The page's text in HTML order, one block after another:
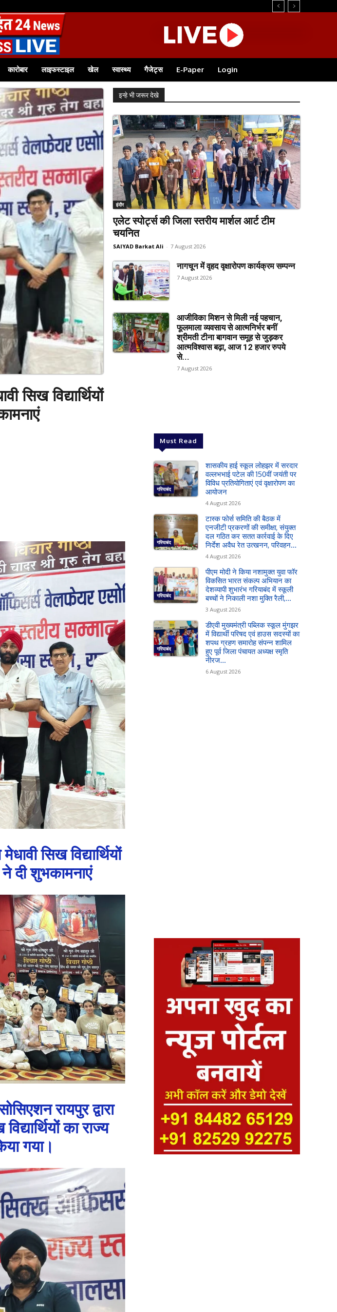
से जुड़कर आत्मविश्वास बढ़ा, आज 12 हजार रुपये से...
कारोबार लाइफस्टाइल खेल स्वास्थ्य गैजेट्स E-Paper Login
विद्यार्थियों
इन्हे भी जरूर देखे
इंदौर
एलेट स्पोर्ट्स की जिला स्तरीय मार्शल आर्ट टीम
चयनित
SAIYAD Barkat Ali - 7 August 2026
नागचून में वृहद वृक्षारोपण कार्यक्रम सम्पन्न
7 August 2026
आजीविका मिशन से मिली नई पहचान,
फूलमाला व्यवसाय से आत्मनिर्भर बनीं
श्रीमती टीना बागवान समूह से जुड़कर
आत्मविश्वास बढ़ा, आज 12 हजार रुपये
से...
7 August 2026
सिख विद्यार्थियों
दी शुभकामनाएं
रायपुर द्वारा
का राज्य
गया।
Must Read
गरियाबंद
शासकीय हाई स्कूल लोहझर में सरदार
वल्लभभाई पटेल की 150वीं जयंती पर
विविध प्रतियोगिताएं एवं वृक्षारोपण का
आयोजन
4 August 2026
गरियाबंद
टास्क फोर्स समिति की बैठक में
एनजीटी प्रकरणों की समीक्षा, संयुक्त
दल गठित कर सतत कार्रवाई के दिए
निर्देश अवैध रेत उत्खनन, परिवहन...
4 August 2026
गरियाबंद
पीएम मोदी ने किया नशामुक्त युवा फॉर
विकसित भारत संकल्प अभियान का
देशव्यापी शुभारंभ गरियाबंद में स्कूली
बच्चों ने निकाली नशा मुक्ति रैली,...
3 August 2026
गरियाबंद
डीएवी मुख्यमंत्री पब्लिक स्कूल मुंगझर
में विद्यार्थी परिषद एवं हाउस सदस्यों का
शपथ ग्रहण समारोह संपन्न शामिल
हुए पूर्व जिला पंचायत अध्यक्ष स्मृति
नीरज...
6 August 2026